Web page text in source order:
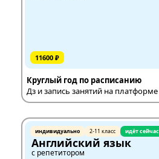
11600 ₽
Круглый год по расписанию
Дз и запись занятий на платформе
индивидуально 2-11 класс идёт сейчас
Английский язык
с репетитором